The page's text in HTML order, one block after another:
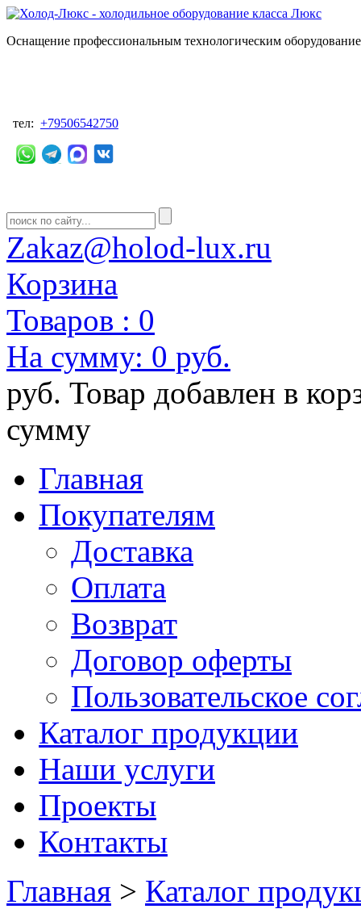
Оснащение профессиональным технологическим
тел: +79506542750
Zakaz@holod-lux.ru
Корзина
Товаров : 0
На сумму: 0 руб.
руб. Товар добавлен в
сумму
Главная
Покупателям
Доставка
Оплата
Возврат
Договор оферты
Пользовательское
Каталог продукции
Наши услуги
Проекты
Контакты
Главная > Каталог